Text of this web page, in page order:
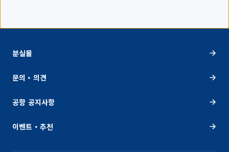
분실물
문의・의견
공항 공지사항
이벤트・추천